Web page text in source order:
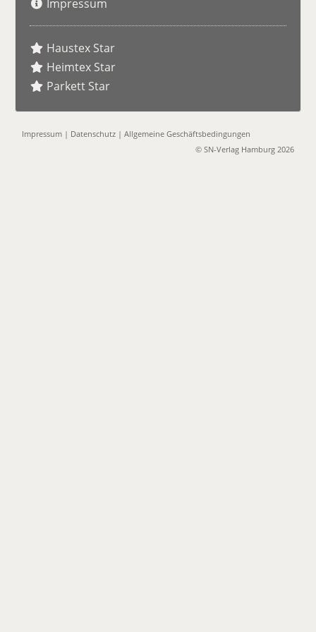
Impressum
Haustex Star
Heimtex Star
Parkett Star
Impressum | Datenschutz |Allgemeine Geschäftsbedingungen
© SN-Verlag Hamburg 2026